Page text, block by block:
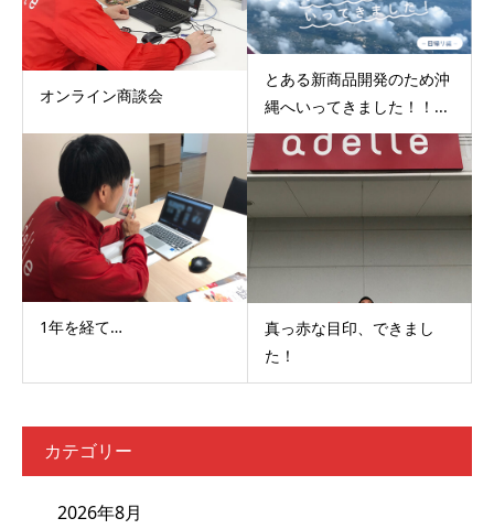
オンライン商談会
とある新商品開発のため沖
縄へいってきました！！...
1年を経て…
真っ赤な目印、できまし
た！
カテゴリー
2026年8月